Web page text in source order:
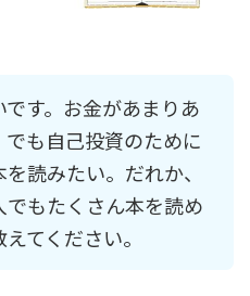
す。お金があまりあ
でも自己投資のために
読みたい。だれか、
でもたくさん本を読め
てください。